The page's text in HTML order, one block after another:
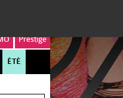
Prestige
ÉTÉ